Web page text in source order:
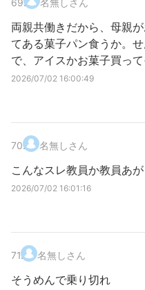
両親共働きだから、母親
てある菓子パン食うか。
で、アイスかお菓子買っ
2026/07/02 16:00:49
70. 名無しさん
こんなスレ教員か教員あ
2026/07/02 16:01:16
71. 名無しさん
そうめんで乗り切れ